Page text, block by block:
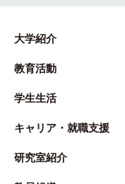
大学紹介
教育活動
学生生活
キャリア・就職支援
研究室紹介